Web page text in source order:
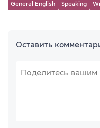
General English Speaking
Оставить